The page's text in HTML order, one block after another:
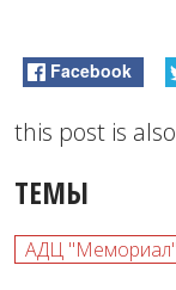
Facebook
this post is
ТЕМЫ
АДЦ "Мемориал"